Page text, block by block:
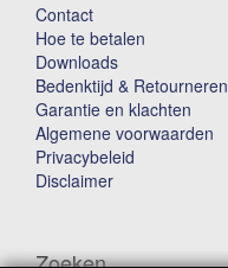
Contact
Hoe te betalen
Downloads
Bedenktijd & Retourneren
Garantie en klachten
Algemene voorwaarden
Privacybeleid
Disclaimer
Zoeken